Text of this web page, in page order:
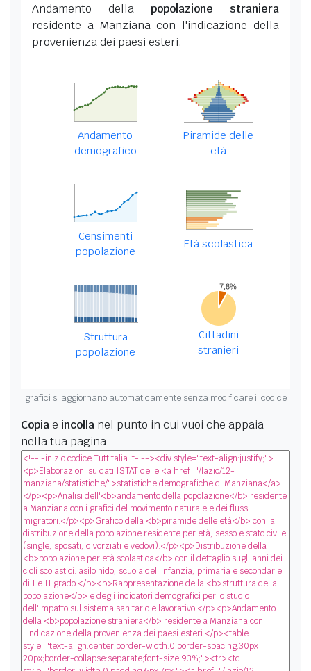
Andamento della popolazione straniera
residente a Manziana con l'indicazione della
provenienza dei paesi esteri.
Andamento
demografico
Piramide delle
età
Censimenti
popolazione
Età scolastica
Struttura
popolazione
Cittadini
stranieri
i grafici si aggiornano automaticamente senza modificare il codice
Copiae incolla nel punto in cui vuoi che appaia
nella tua pagina